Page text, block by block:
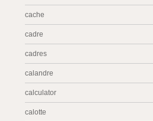
cache
cadre
cadres
calandre
calculator
calotte